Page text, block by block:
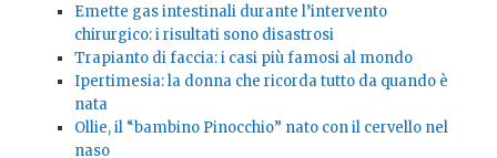
Emette gas intestinali durante l’intervento
chirurgico: i risultati sono disastrosi
Trapianto di faccia: i casi più famosi al mondo
Ipertimesia: la donna che ricorda tutto da quando è
nata
Ollie, il “bambino Pinocchio” nato con il cervello nel
naso